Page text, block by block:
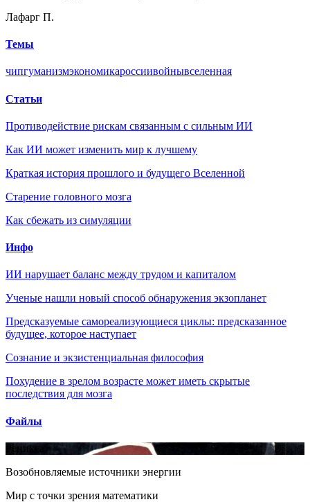
Лафарг П.
Темы
чипгуманизмэкономикароссиивойнывселенная
Статьи
Противодействие рискам связанным с сильным ИИ
Как ИИ может изменить мир к лучшему
Краткая история прошлого и будущего Вселенной
Старение головного мозга
Как сбежать из симуляции
Инфо
ИИ нарушает баланс между трудом и капиталом
Ученые нашли новый способ обнаружения экзопланет
Предсказуемые самореализующиеся циклы: предсказанное
будущее, которое наступает
Сознание и экзистенциальная философия
Похудение в зрелом возрасте может иметь скрытые
последствия для мозга
Файлы
Реникса
Возобновляемые источники энергии
Мир с точки зрения математики